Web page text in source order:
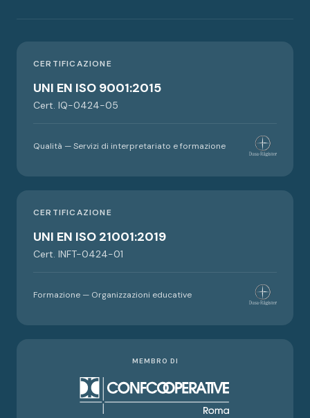
CERTIFICAZIONE
UNI EN ISO 9001:2015
Cert. IQ-0424-05
Qualità — Servizi di interpretariato e formazione
CERTIFICAZIONE
UNI EN ISO 21001:2019
Cert. INFT-0424-01
Formazione — Organizzazioni educative
MEMBRO DI